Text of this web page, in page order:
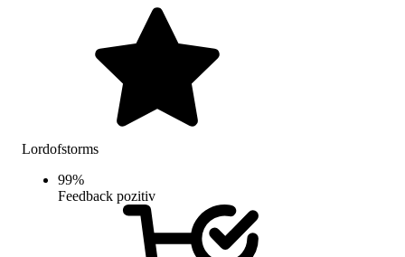
Lordofstorms
99%
Feedback pozitiv